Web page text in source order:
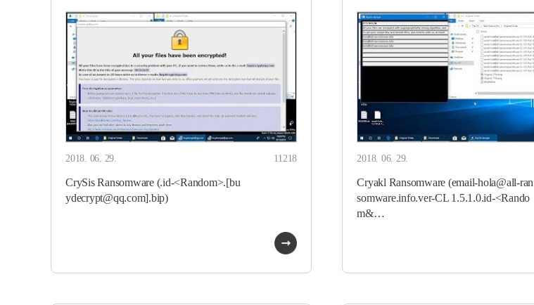
2018. 06. 29. 11218
CrySis Ransomware (.id-<Random>.[bu
ydecrypt@qq.com].bip)
2018. 06. 29.
Cryakl Ransomware (email-hola@all-ran
somware.info.ver-CL 1.5.1.0.id-<Rando
m&…